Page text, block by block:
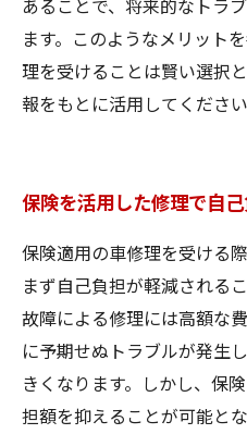
あることで、将来的なトラ
ます。このようなメリット
理を受けることは賢い選択
報をもとに活用してください
保険を活用した修理で自
保険適用の車修理を受ける
まず自己負担が軽減される
故障による修理には高額な
に予期せぬトラブルが発生
きくなります。しかし、保
担額を抑えることが可能と